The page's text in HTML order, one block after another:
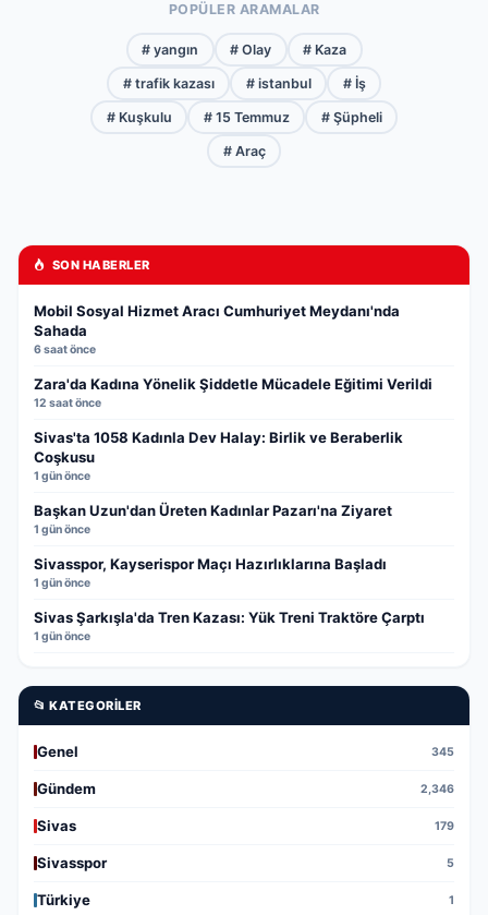
POPÜLER ARAMALAR
# yangın # Olay # Kaza
# trafik kazası # istanbul # İş
# Kuşkulu # 15 Temmuz # Şüpheli
# Araç
SON HABERLER
​Mobil Sosyal Hizmet Aracı Cumhuriyet Meydanı'nda
Sahada
6 saat önce
Zara'da Kadına Yönelik Şiddetle Mücadele Eğitimi Verildi
12 saat önce
Sivas'ta 1058 Kadınla Dev Halay: Birlik ve Beraberlik
Coşkusu
1 gün önce
Başkan Uzun'dan Üreten Kadınlar Pazarı'na Ziyaret
1 gün önce
Sivasspor, Kayserispor Maçı Hazırlıklarına Başladı
1 gün önce
Sivas Şarkışla'da Tren Kazası: Yük Treni Traktöre Çarptı
1 gün önce
📂 KATEGORILER
Genel 345
Gündem 2,346
Sivas 179
Sivasspor 5
Türkiye 1